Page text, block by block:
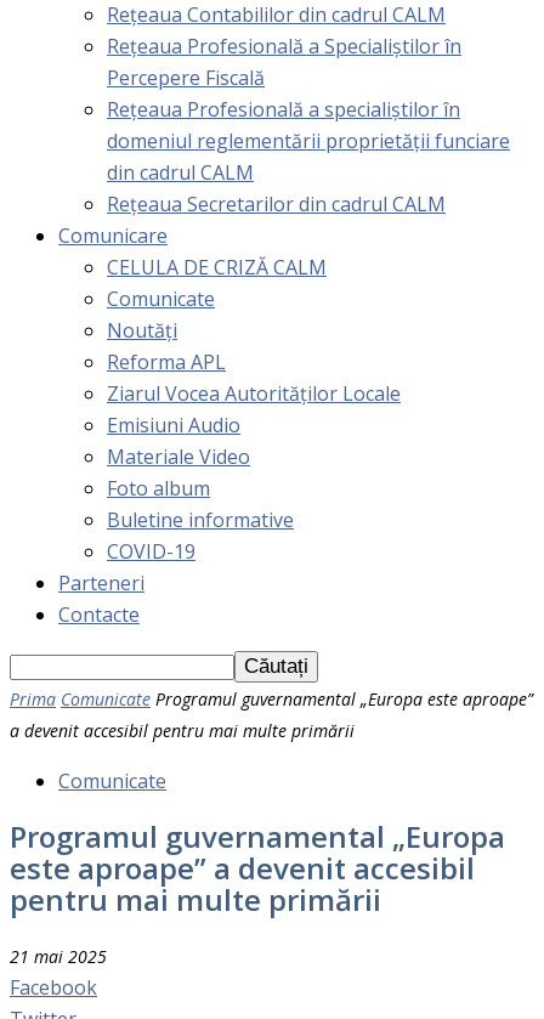
Rețeaua Contabililor din cadrul CALM
Rețeaua Profesională a Specialiștilor în
Percepere Fiscală
Reţeaua Profesională a specialiştilor în
domeniul reglementării proprietăţii funciare
din cadrul CALM
Rețeaua Secretarilor din cadrul CALM
Comunicare
CELULA DE CRIZĂ CALM
Comunicate
Noutăți
Reforma APL
Ziarul Vocea Autorităților Locale
Emisiuni Audio
Materiale Video
Foto album
Buletine informative
COVID-19
Parteneri
Contacte
Prima Comunicate Programul guvernamental „Europa este aproape”
a devenit accesibil pentru mai multe primării
Comunicate
Programul guvernamental „Europa
este aproape” a devenit accesibil
pentru mai multe primării
21 mai 2025
Facebook